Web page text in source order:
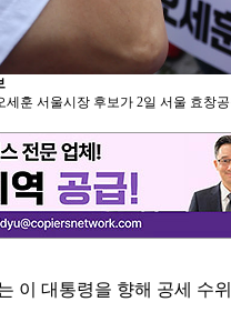
훈 서울시장 후보가 2일 서울 효창
이 대통령을 향해 공세 수